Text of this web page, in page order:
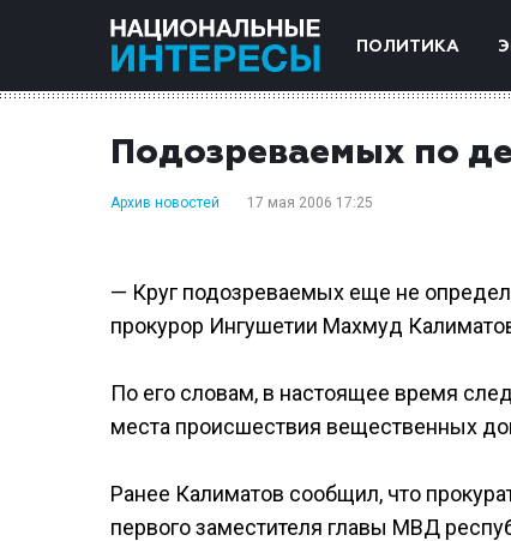
ПОЛИТИКА
Подозреваемых по
Архив новостей 17 мая 2006 17:25
— Круг подозреваемых еще не
прокурор Ингушетии Махмуд
По его словам, в настоящее время
места происшествия вещественных
Ранее Калиматов сообщил, что
первого заместителя главы МВД